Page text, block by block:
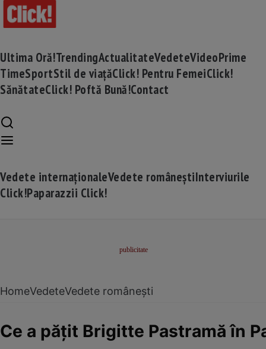
Ultima Oră!TrendingActualitateVedeteVideoPrime
TimeSportStil de viațăClick! Pentru FemeiClick!
SănătateClick! Poftă Bună!Contact
Vedete internaționaleVedete româneștiInterviurile
Click!Paparazzii Click!
HomeVedeteVedete românești
Ce a pățit Brigitte Pastramă în